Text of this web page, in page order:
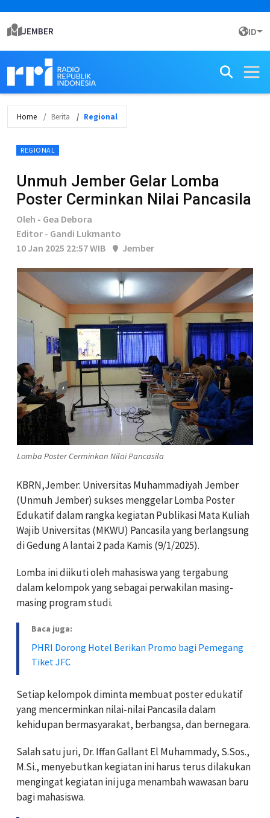
JEMBER ID
Home Berita Regional
REGIONAL
Unmuh Jember Gelar Lomba
Poster Cerminkan Nilai Pancasila
Oleh - Gea Debora
Editor - Gandi Lukmanto
10 Jan 2025 22:57 WIB
Jember
Lomba Poster Cerminkan Nilai Pancasila
KBRN,Jember: Universitas Muhammadiyah Jember
(Unmuh Jember) sukses menggelar Lomba Poster
Edukatif dalam rangka kegiatan Publikasi Mata Kuliah
Wajib Universitas (MKWU) Pancasila yang berlangsung
di Gedung A lantai 2 pada Kamis (9/1/2025).
Lomba ini diikuti oleh mahasiswa yang tergabung
dalam kelompok yang sebagai perwakilan masing-
masing program studi.
Baca juga:
PHRI Dorong Hotel Berikan Promo bagi Pemegang
Tiket JFC
Setiap kelompok diminta membuat poster edukatif
yang mencerminkan nilai-nilai Pancasila dalam
kehidupan bermasyarakat, berbangsa, dan bernegara.
Salah satu juri, Dr. Iffan Gallant El Muhammady, S.Sos.,
M.Si., menyebutkan kegiatan ini harus terus dilakukan
mengingat kegiatan ini juga menambah wawasan baru
bagi mahasiswa.